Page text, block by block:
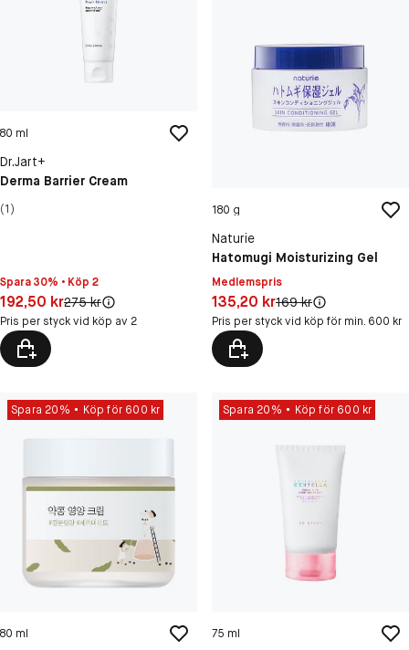
80 ml
Dr.Jart+
Derma Barrier Cream
(1)
Spara 30% • Köp 2
Pris: 192,50 kr
192,50 krOriginal pris:
275 kr
Pris per styck vid köp av 2
180 g
Naturie
Hatomugi Moisturizing Gel
Medlemspris
Pris: 135,20 kr
135,20 krOriginal pris:
169 kr
Pris per styck vid köp för min. 600 kr
Spara 20% Köp för 600 kr
80 ml
Spara 20% Köp för 600 kr
75 ml